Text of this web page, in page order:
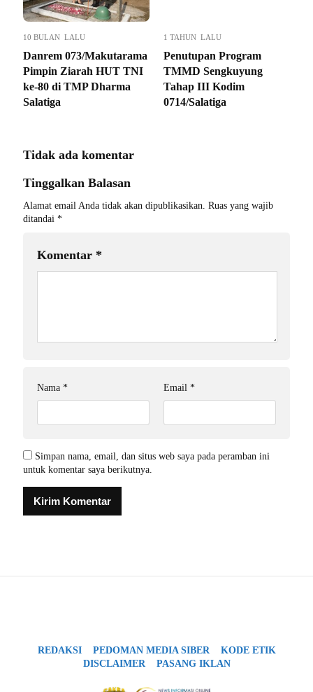
10 BULAN LALU
Danrem 073/Makutarama
Pimpin Ziarah HUT TNI
ke-80 di TMP Dharma
Salatiga
1 TAHUN LALU
Penutupan Program
TMMD Sengkuyung
Tahap III Kodim
0714/Salatiga
Tidak ada komentar
Tinggalkan Balasan
Alamat email Anda tidak akan dipublikasikan. Ruas yang wajib
ditandai *
Komentar *
Nama * Email *
Simpan nama, email, dan situs web saya pada peramban ini
untuk komentar saya berikutnya.
REDAKSI PEDOMAN MEDIA SIBER
KODE ETIK
DISCLAIMER
PASANG IKLAN